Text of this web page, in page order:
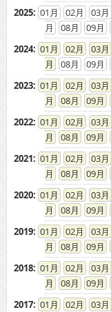
2025: 01 02 03
08
09
2024: 01 02 03
08
09
2023: 01 02 03
08
09
2022: 01 02 03
08
09
2021: 01 02 03
08
09
2020: 01 02 03
08
09
2019: 01 02 03
08
09
2018: 01 02 03
08
09
2017: 01 02 03